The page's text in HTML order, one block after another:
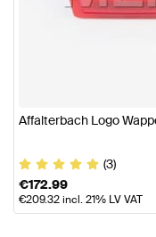
Affalterbach Logo
(3)
€172.99
€209.32incl. 21% LV VAT